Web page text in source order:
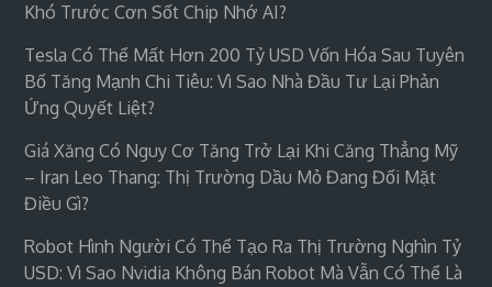
Khó Trước Cơn Sốt Chip Nhớ AI?
Tesla Có Thể Mất Hơn 200 Tỷ USD Vốn Hóa Sau Tuyên
Bố Tăng Mạnh Chi Tiêu: Vì Sao Nhà Đầu Tư Lại Phản
Ứng Quyết Liệt?
Giá Xăng Có Nguy Cơ Tăng Trở Lại Khi Căng Thẳng Mỹ
– Iran Leo Thang: Thị Trường Dầu Mỏ Đang Đối Mặt
Điều Gì?
Robot Hình Người Có Thể Tạo Ra Thị Trường Nghìn Tỷ
USD: Vì Sao Nvidia Không Bán Robot Mà Vẫn Có Thể Là